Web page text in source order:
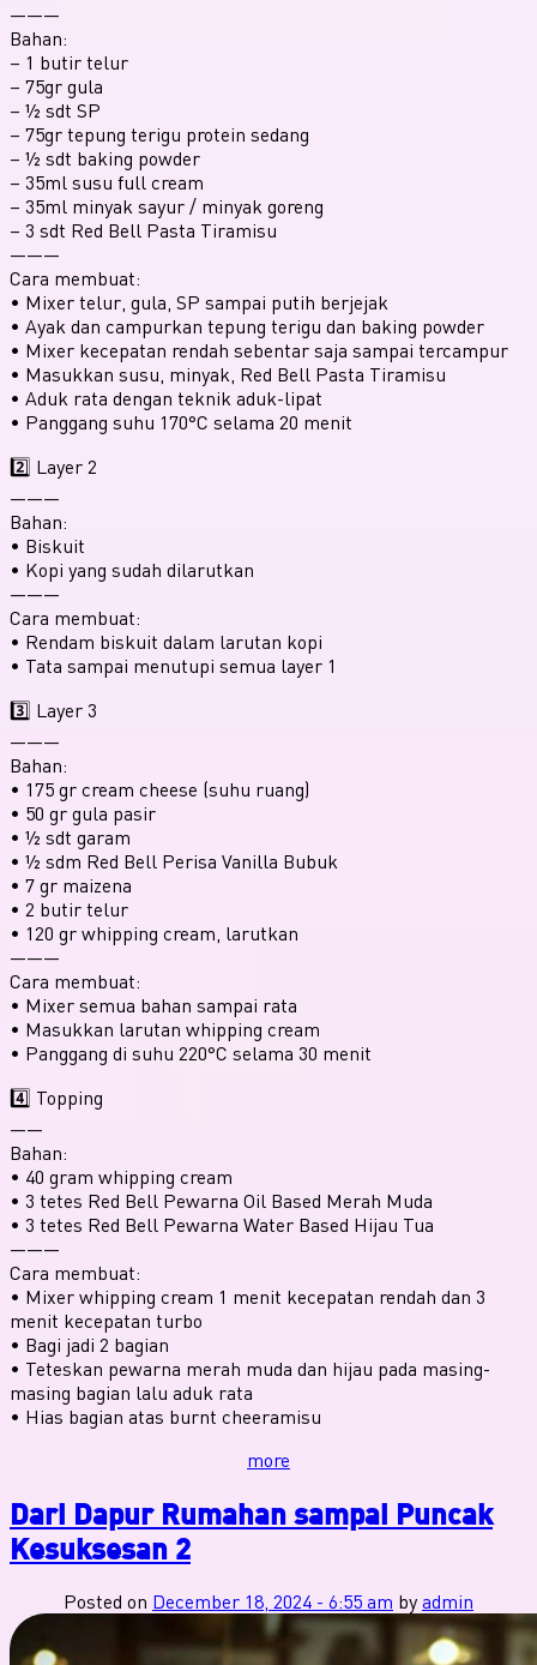
———
Bahan:
– 1 butir telur
– 75gr gula
– ⁠½ sdt SP
– 75gr tepung terigu protein sedang
– ½ sdt baking powder
– 35ml susu full cream
– 35ml minyak sayur / minyak goreng
– ⁠3 sdt Red Bell Pasta Tiramisu
———
Cara membuat:
• Mixer telur, gula, SP sampai putih berjejak
• ⁠Ayak dan campurkan tepung terigu dan baking powder
• ⁠Mixer kecepatan rendah sebentar saja sampai tercampur
• ⁠Masukkan susu, minyak, Red Bell Pasta Tiramisu
• Aduk rata dengan teknik aduk-lipat⁠
• ⁠Panggang suhu 170°C selama 20 menit
2️⃣ Layer 2
———
Bahan:
• Biskuit
• ⁠Kopi yang sudah dilarutkan
———
Cara membuat:
• Rendam biskuit dalam larutan kopi
• ⁠Tata sampai menutupi semua layer 1
3️⃣ Layer 3
———
Bahan:
• 175 gr cream cheese (suhu ruang)
• 50 gr gula pasir
• ½ sdt garam
• ½ sdm Red Bell Perisa Vanilla Bubuk
• 7 gr maizena
• 2 butir telur
• 120 gr whipping cream, larutkan
———
Cara membuat:
• Mixer semua bahan sampai rata
• ⁠Masukkan larutan whipping cream
• ⁠Panggang di suhu 220°C selama 30 menit
4️⃣ Topping
——
Bahan:
• 40 gram whipping cream
• ⁠3 tetes Red Bell Pewarna Oil Based Merah Muda
• ⁠3 tetes Red Bell Pewarna Water Based Hijau Tua
———
Cara membuat:
• Mixer whipping cream 1 menit kecepatan rendah dan 3
menit kecepatan turbo
• ⁠Bagi jadi 2 bagian
• ⁠Teteskan pewarna merah muda dan hijau pada masing-
masing bagian lalu aduk rata
• ⁠Hias bagian atas burnt cheeramisu
more
Dari Dapur Rumahan sampai Puncak
Kesuksesan 2
Posted on December 18, 2024 - 6:55 am by admin